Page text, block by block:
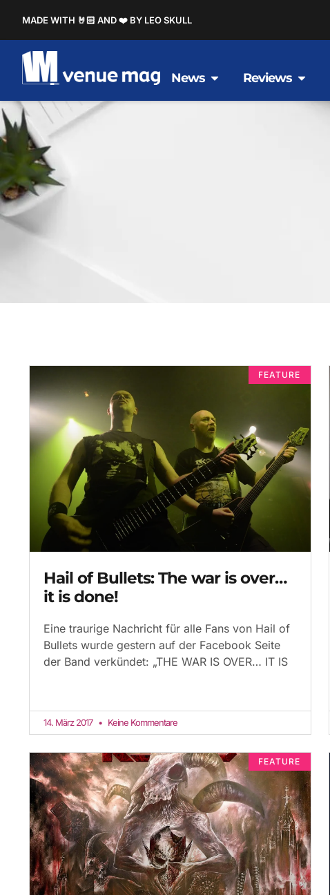
MADE WITH 🤘🏻 AND ❤️ BY LEO SKULL
News Reviews
FEATURE
Hail of Bullets: The war is over…
it is done!
Eine traurige Nachricht für alle Fans von Hail of
Bullets wurde gestern auf der Facebook Seite
der Band verkündet: „THE WAR IS OVER… IT IS
14. März 2017 Keine Kommentare
FEATURE